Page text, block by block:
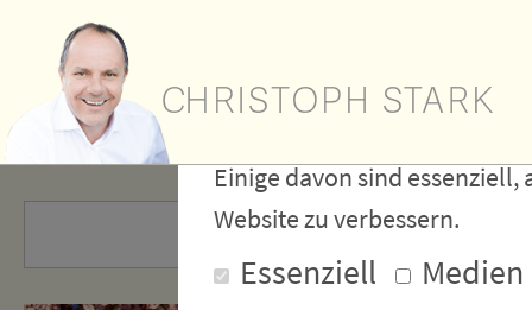
Wir
Cookies
Einige davon sind
Website zu verbessern.
Essenziell Medien